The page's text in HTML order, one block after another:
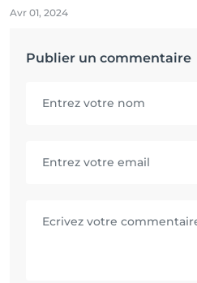
Avr 01, 2024
Publier un commentaire